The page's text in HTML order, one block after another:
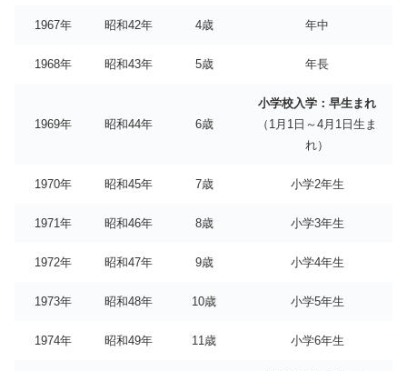
1967年 昭和42年 4歳 年中
1968年 昭和43年 5歳 年長
1969年 昭和44年 6歳
小学校入学：早生まれ
（1月1日～4月1日生ま
れ）
1970年 昭和45年 7歳 小学2年生
1971年 昭和46年 8歳 小学3年生
1972年 昭和47年 9歳 小学4年生
1973年 昭和48年 10歳 小学5年生
1974年 昭和49年 11歳 小学6年生